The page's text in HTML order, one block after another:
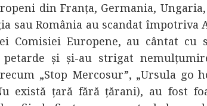
din Franța, Germania,
sau România au scandat
Comisiei Europene, au cântat cu
petarde și și-au strigat
„Stop Mercosur”, „Ursula go
există țară fără țărani), au fost